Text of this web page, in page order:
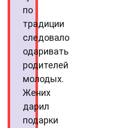
по
традиции
следовало
одаривать
родителей
молодых.
Жених
дарил
подарки